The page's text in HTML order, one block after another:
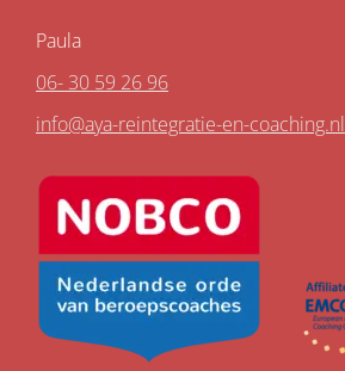
Paula
06- 30 59 26 96
info@aya-reintegratie-en-coaching.nl